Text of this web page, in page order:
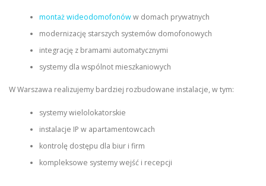
montaż wideodomofonóww domach prywatnych
modernizację starszych systemów domofonowych
integrację z bramami automatycznymi
systemy dla wspólnot mieszkaniowych
W Warszawa realizujemy bardziej rozbudowane instalacje, w tym:
systemy wielolokatorskie
instalacje IP w apartamentowcach
kontrolę dostępu dla biur i firm
kompleksowe systemy wejść i recepcji